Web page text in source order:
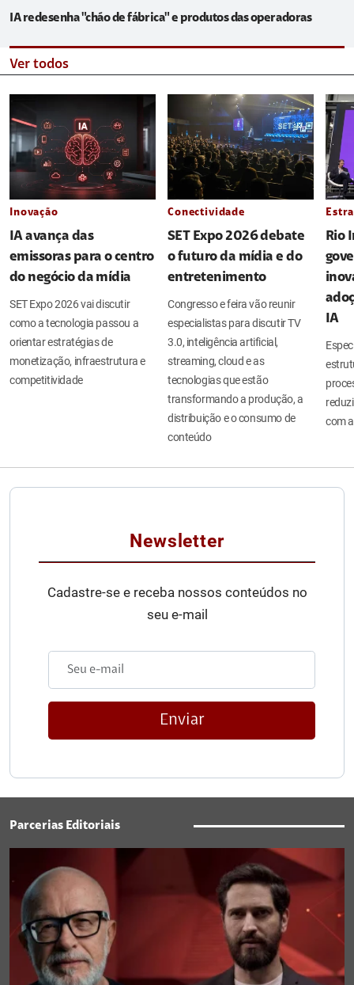
IA redesenha "chão de fábrica" e produtos das operadoras
Ver todos
Inovação
IA avança das
emissoras para o centro
do negócio da mídia
SET Expo 2026 vai discutir
como a tecnologia passou a
orientar estratégias de
monetização, infraestrutura e
competitividade
Conectividade
SET Expo 2026 debate
o futuro da mídia e do
entretenimento
Congresso e feira vão reunir
especialistas para discutir TV
3.0, inteligência artificial,
streaming, cloud e as
tecnologias que estão
transformando a produção, a
distribuição e o consumo de
conteúdo
Rio
IA
com
Newsletter
Cadastre-se e receba nossos conteúdos no
seu e-mail
Enviar
Parcerias Editoriais